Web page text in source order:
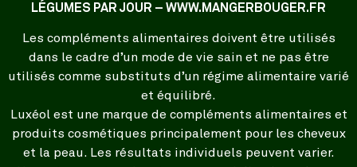
LÉGUMES PAR JOUR – WWW.MANGERBOUGER.FR
Les compléments alimentaires doivent être utilisés
dans le cadre d’un mode de vie sain et ne pas être
utilisés comme substituts d’un régime alimentaire varié
et équilibré.
Luxéol est une marque de compléments alimentaires et
produits cosmétiques principalement pour les cheveux
et la peau. Les résultats individuels peuvent varier.